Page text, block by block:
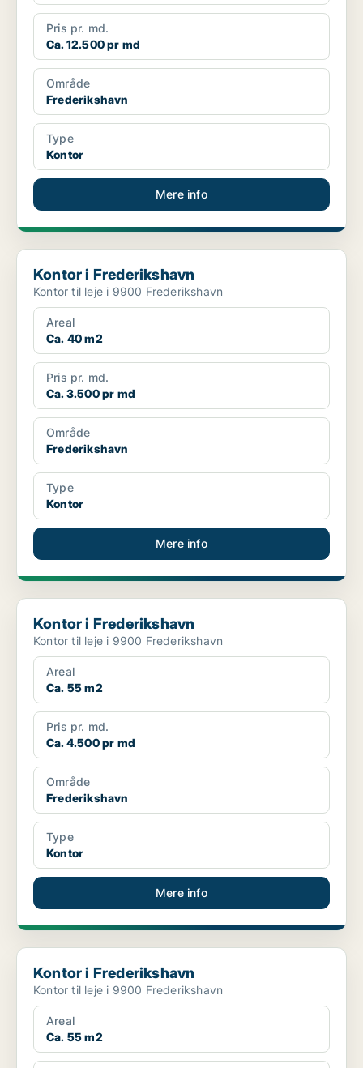
Pris pr. md.
Ca. 12.500 pr md
Område
Frederikshavn
Type
Kontor
Mere info
Kontor i Frederikshavn
Kontor i Frederikshavn
Kontor til leje i 9900 Frederikshavn
Areal
Ca. 40 m2
Pris pr. md.
Ca. 3.500 pr md
Område
Frederikshavn
Type
Kontor
Mere info
Kontor i Frederikshavn
Kontor i Frederikshavn
Kontor til leje i 9900 Frederikshavn
Areal
Ca. 55 m2
Pris pr. md.
Ca. 4.500 pr md
Område
Frederikshavn
Type
Kontor
Mere info
Kontor i Frederikshavn
Kontor i Frederikshavn
Kontor til leje i 9900 Frederikshavn
Areal
Ca. 55 m2